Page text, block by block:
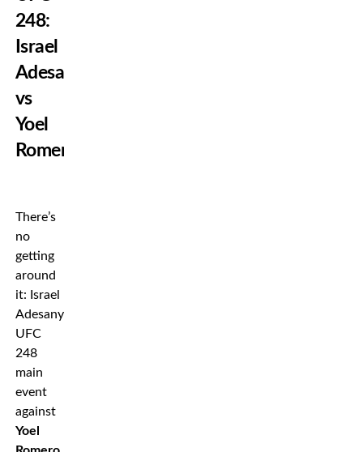
248:
Israel
Adesanya
vs
Yoel
Romero
There’s
no
getting
around
it: Israel
Adesanyas
UFC
248
main
event
against
Yoel